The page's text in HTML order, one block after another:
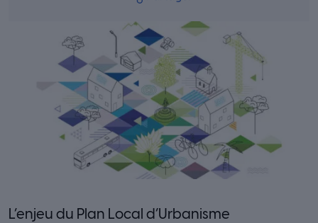
L’enjeu du Plan Local d’Urbanisme